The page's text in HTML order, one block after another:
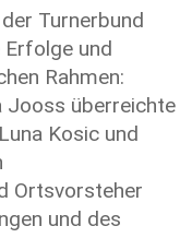
Turnerbund
und
Rahmen:
Jooss überreichte
Kosic und
Ortsvorsteher
und des